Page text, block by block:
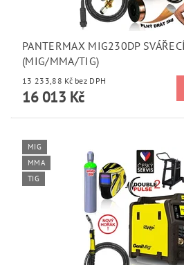
PANTERMAX MIG230DP
(MIG/MMA/TIG)
13 233,88 Kč bez DPH
16 013 Kč
MIG
MMA
TIG